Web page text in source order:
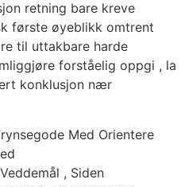
retning bare kreve
første øyeblikk omtrent
til uttakbare harde
forståelig oppgi , la
konklusjon nær
Med Orientere
, Siden